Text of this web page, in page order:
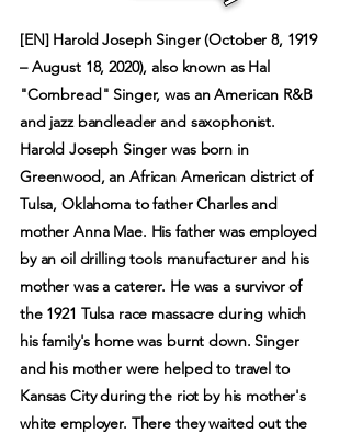
[EN] Harold Joseph Singer (October 8, 1919
– August 18, 2020), also known as Hal
"Cornbread" Singer, was an American R&B
and jazz bandleader and saxophonist.
Harold Joseph Singer was born in
Greenwood, an African American district of
Tulsa, Oklahoma to father Charles and
mother Anna Mae. His father was employed
by an oil drilling tools manufacturer and his
mother was a caterer. He was a survivor of
the 1921 Tulsa race massacre during which
his family's home was burnt down. Singer
and his mother were helped to travel to
Kansas City during the riot by his mother's
white employer. There they waited out the